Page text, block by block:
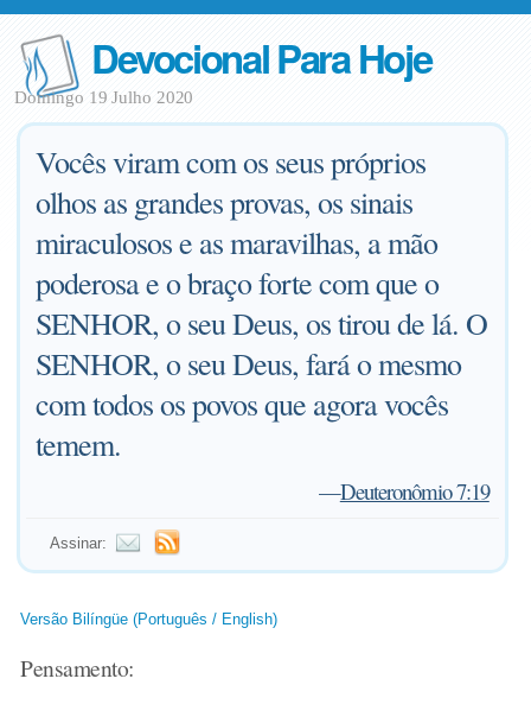
Devocional Para Hoje
Domingo 19 Julho 2020
Vocês viram com os seus próprios
olhos as grandes provas, os sinais
miraculosos e as maravilhas, a mão
poderosa e o braço forte com que o
SENHOR, o seu Deus, os tirou de lá. O
SENHOR, o seu Deus, fará o mesmo
com todos os povos que agora vocês
temem.
—Deuteronômio 7:19
Assinar:
Versão Bilíngüe (Português / English)
Pensamento: